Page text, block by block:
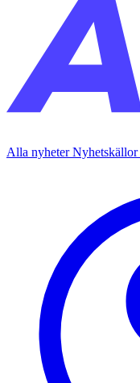
Alla nyheterNyhetskällor